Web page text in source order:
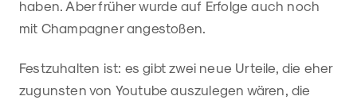
haben. Aber früher wurde auf Erfolge auch noch
mit Champagner angestoßen.
Festzuhalten ist: es gibt zwei neue Urteile, die eher
zugunsten von Youtube auszulegen wären, die